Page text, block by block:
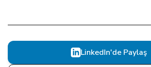
LinkedIn'de Paylaş